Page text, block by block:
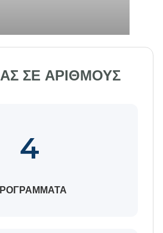
ΣΕ ΑΡΙΘΜΟΥΣ
4